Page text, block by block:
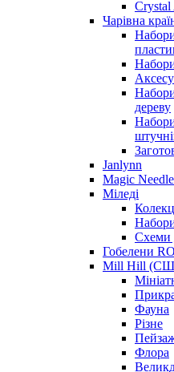
Чарівна
дереву
Janlynn
Magic
Міледі
Схеми
Гобелени
Mill Hill
Фауна
Різне
Флора